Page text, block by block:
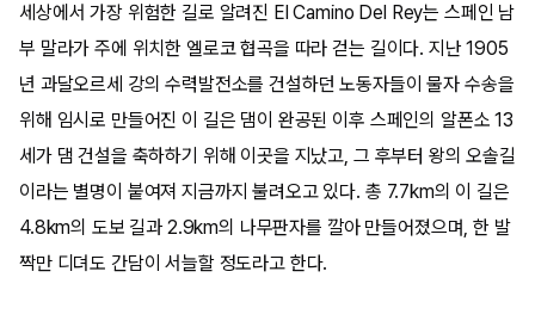
세상에서 가장 위험한 길로 알려진 El Camino Del Rey는 스페인 남
부 말라가 주에 위치한 엘로코 협곡을 따라 걷는 길이다. 지난 1905
년 과달오르세 강의 수력발전소를 건설하던 노동자들이 물자 수송을
위해 임시로 만들어진 이 길은 댐이 완공된 이후 스페인의 알폰소 13
세가 댐 건설을 축하하기 위해 이곳을 지났고, 그 후부터 왕의 오솔길
이라는 별명이 붙여져 지금까지 불려오고 있다. 총 7.7km의 이 길은
4.8km의 도보 길과 2.9km의 나무판자를 깔아 만들어졌으며, 한 발
짝만 디뎌도 간담이 서늘할 정도라고 한다.